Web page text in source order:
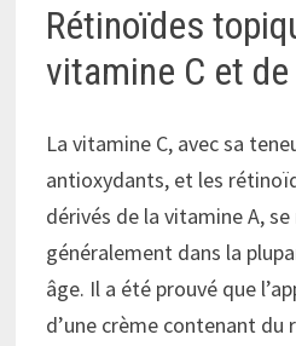
Rétinoïdes
vitamine C et
La vitamine C, avec sa
antioxydants, et les
dérivés de la vitamine A,
généralement dans la
âge. Il a été prouvé que
d’une crème contenant du